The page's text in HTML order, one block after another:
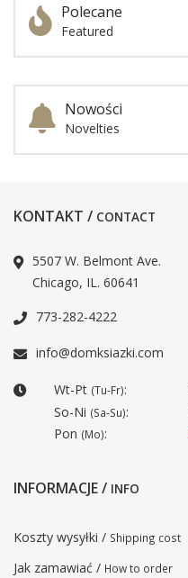
Polecane
Featured
Nowości
Novelties
KONTAKT / CONTACT
5507 W. Belmont Ave.
Chicago, IL. 60641
773-282-4222
info@domksiazki.com
Wt-Pt (Tu-Fr):
So-Ni (Sa-Su):
Pon (Mo):
INFORMACJE / INFO
Koszty wysyłki / Shipping cost
Jak zamawiać / How to order